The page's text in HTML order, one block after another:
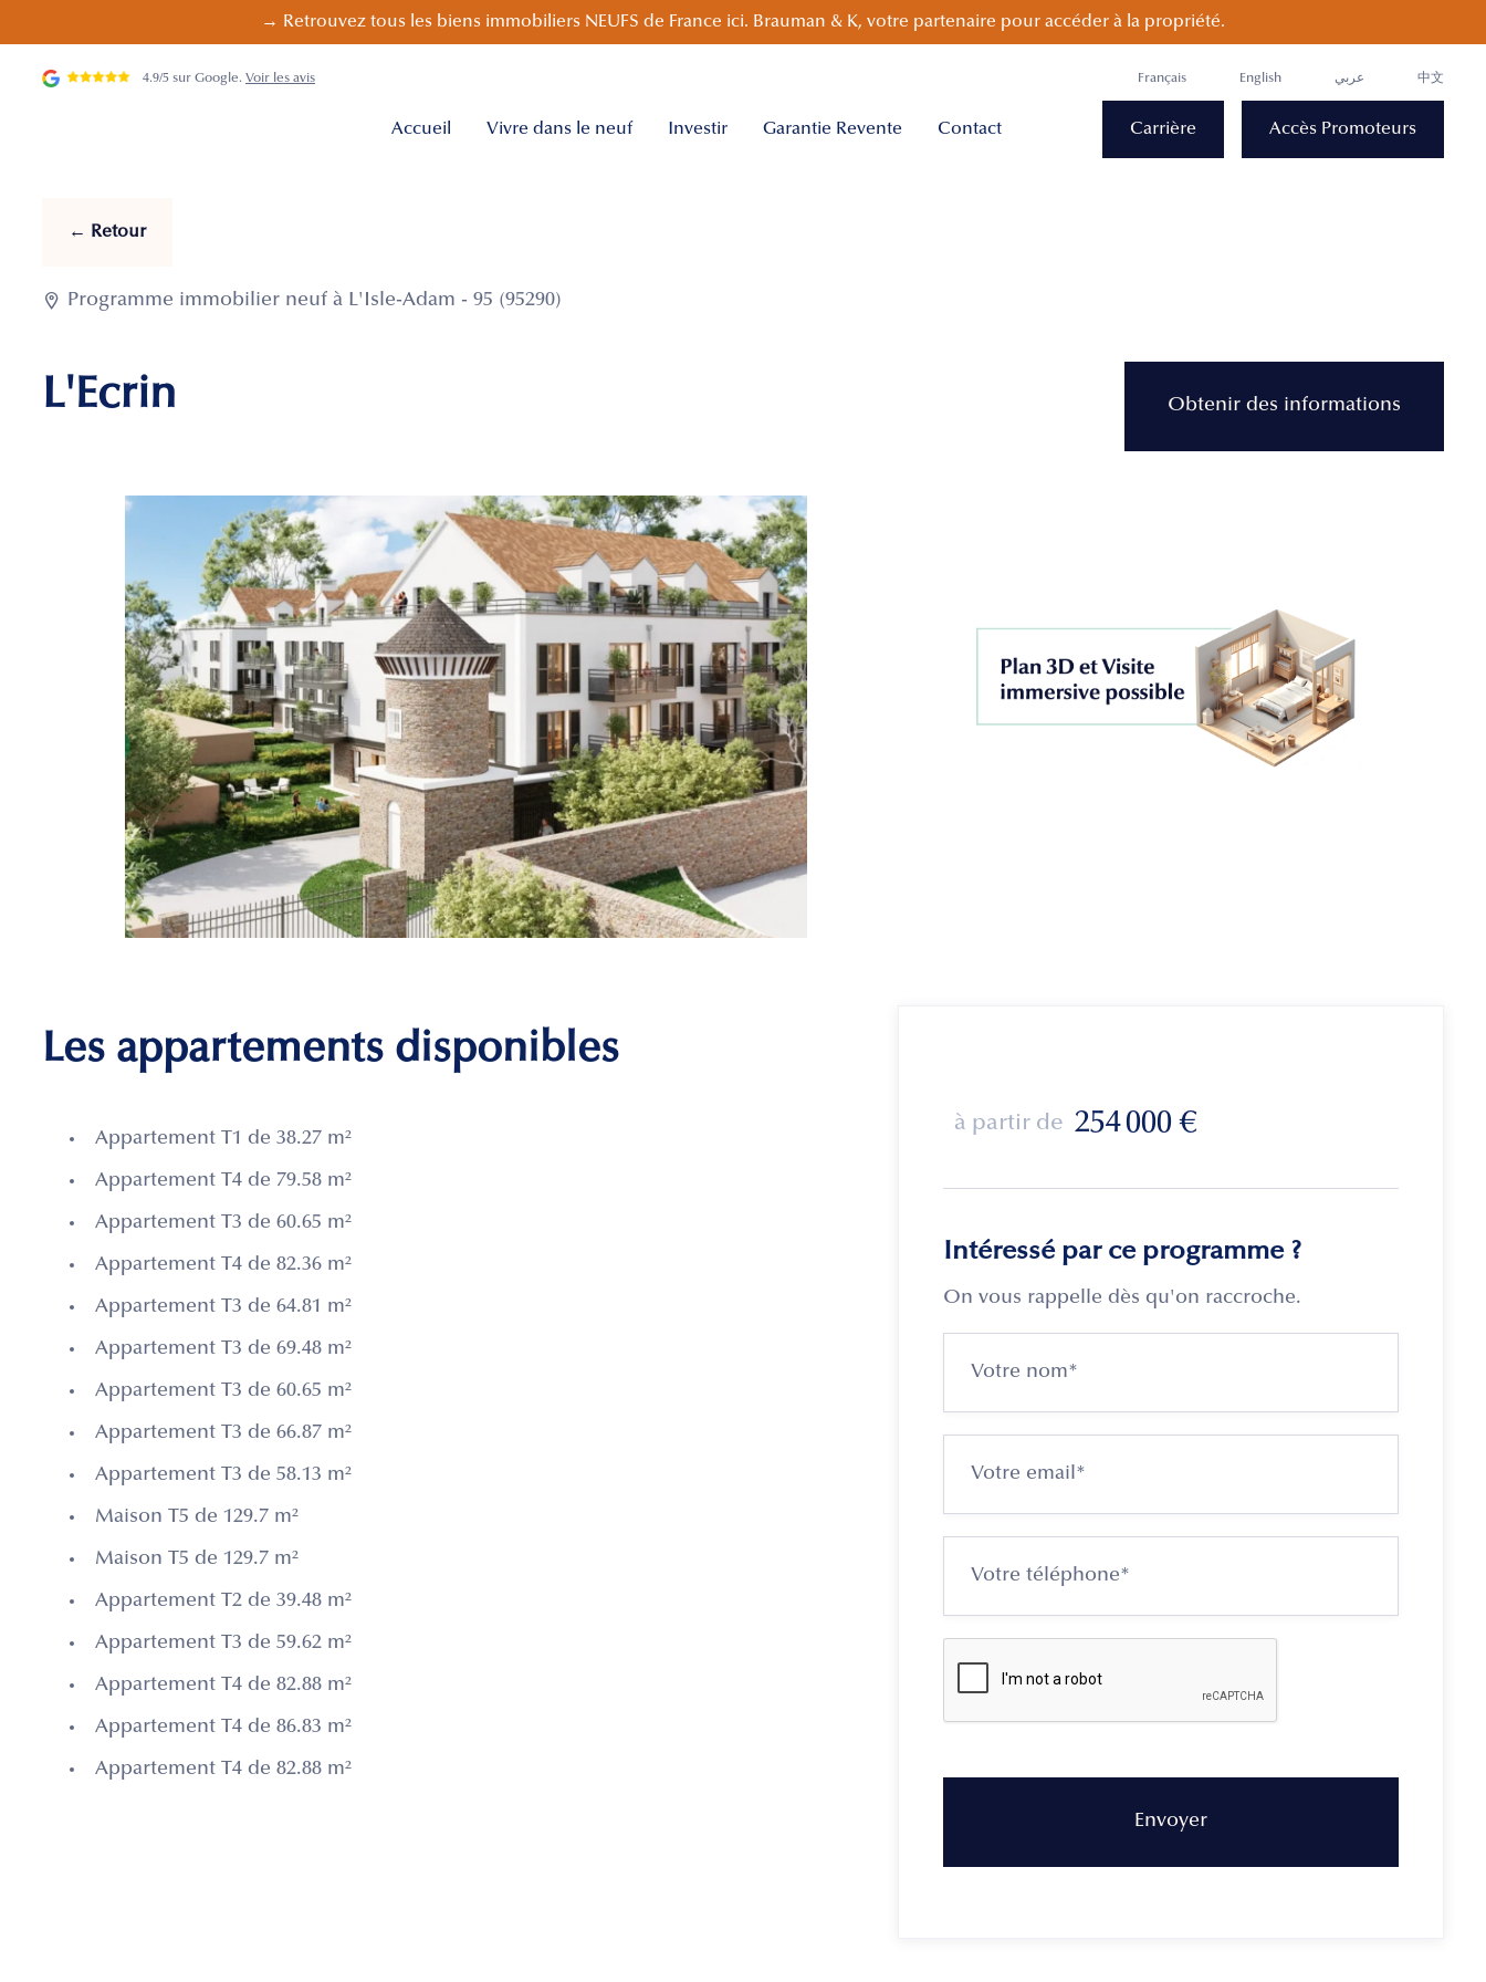
→ Retrouvez tous les biens immobiliers NEUFS de France ici. Brauman & K, votre partenaire pour accéder à la propriété.
4.9/5 sur Google. Voir les avis Français English عربي 中文
Accueil Vivre dans le neuf Investir Garantie Revente Contact Carrière Accès Promoteurs
← Retour
 Programme immobilier neuf à L'Isle-Adam - 95 (95290)
L'Ecrin Obtenir des informations
Les appartements disponibles
Appartement T1 de 38.27 m²
Appartement T4 de 79.58 m²
Appartement T3 de 60.65 m²
Appartement T4 de 82.36 m²
Appartement T3 de 64.81 m²
Appartement T3 de 69.48 m²
Appartement T3 de 60.65 m²
Appartement T3 de 66.87 m²
Appartement T3 de 58.13 m²
Maison T5 de 129.7 m²
Maison T5 de 129.7 m²
Appartement T2 de 39.48 m²
Appartement T3 de 59.62 m²
Appartement T4 de 82.88 m²
Appartement T4 de 86.83 m²
Appartement T4 de 82.88 m²
à partir de 254 000 €
Intéressé par ce programme ?
On vous rappelle dès qu'on raccroche.